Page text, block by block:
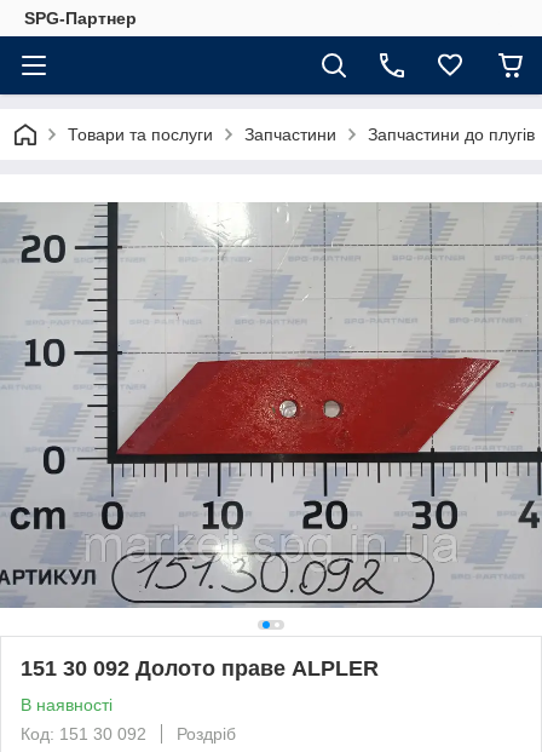
SPG-Партнер
Товари та послуги Запчастини Запчастини до плугів
151 30 092 Долото праве ALPLER
В наявності
Код: 151 30 092
Роздріб